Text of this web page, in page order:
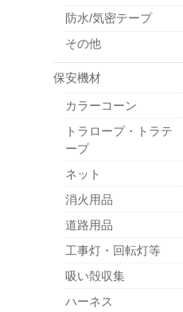
防水/気密テープ
その他
保安機材
カラーコーン
トラロープ・トラテ
ープ
ネット
消火用品
道路用品
工事灯・回転灯等
吸い殻収集
ハーネス